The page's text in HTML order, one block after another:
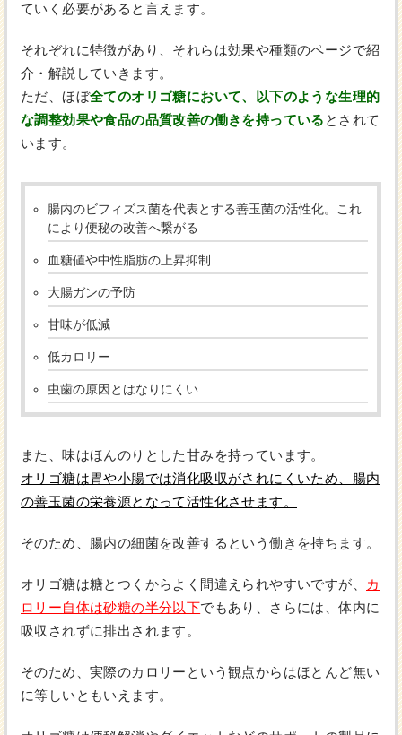
ていく必要があると言えます。
それぞれに特徴があり、それらは効果や種類のページで紹
介・解説していきます。
ただ、ほぼ全てのオリゴ糖において、以下のような生理的
な調整効果や食品の品質改善の働きを持っている とされて
います。
腸内のビフィズス菌を代表とする善玉菌の活性化。これ
により便秘の改善へ繋がる
血糖値や中性脂肪の上昇抑制
大腸ガンの予防
甘味が低減
低カロリー
虫歯の原因とはなりにくい
また、味はほんのりとした甘みを持っています。
オリゴ糖は胃や小腸では消化吸収がされにくいため、腸内
の善玉菌の栄養源となって活性化させます。
そのため、腸内の細菌を改善するという働きを持ちます。
オリゴ糖は糖とつくからよく間違えられやすいですが、
カ
ロリー自体は砂糖の半分以下でもあり、さらには、体内に
吸収されずに排出されます。
そのため、実際のカロリーという観点からはほとんど無い
に等しいともいえます。